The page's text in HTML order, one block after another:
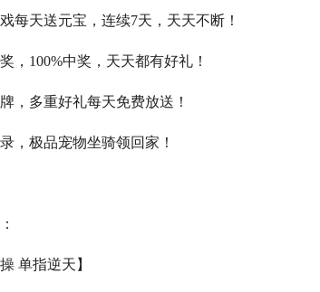
每天送元宝，连续7天，天天不断！
，100%中奖，天天都有好礼！
，多重好礼每天免费放送！
，极品宠物坐骑领回家！
单指逆天】